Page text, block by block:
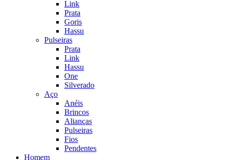
Link
Prata
Goris
Hassu
Pulseiras
Prata
Link
Hassu
One
Silverado
Aço
Anéis
Brincos
Alianças
Pulseiras
Fios
Pendentes
Homem